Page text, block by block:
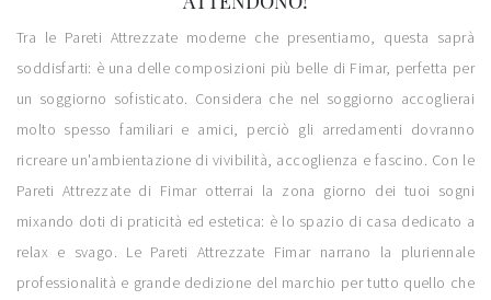
Tra le Pareti Attrezzate moderne che presentiamo, questa saprà
soddisfarti: è una delle composizioni più belle di Fimar, perfetta per
un soggiorno sofisticato. Considera che nel soggiorno accoglierai
molto spesso familiari e amici, perciò gli arredamenti dovranno
ricreare un'ambientazione di vivibilità, accoglienza e fascino. Con le
Pareti Attrezzate di Fimar otterrai la zona giorno dei tuoi sogni
mixando doti di praticità ed estetica: è lo spazio di casa dedicato a
relax e svago. Le Pareti Attrezzate Fimar narrano la pluriennale
professionalità e grande dedizione del marchio per tutto quello che